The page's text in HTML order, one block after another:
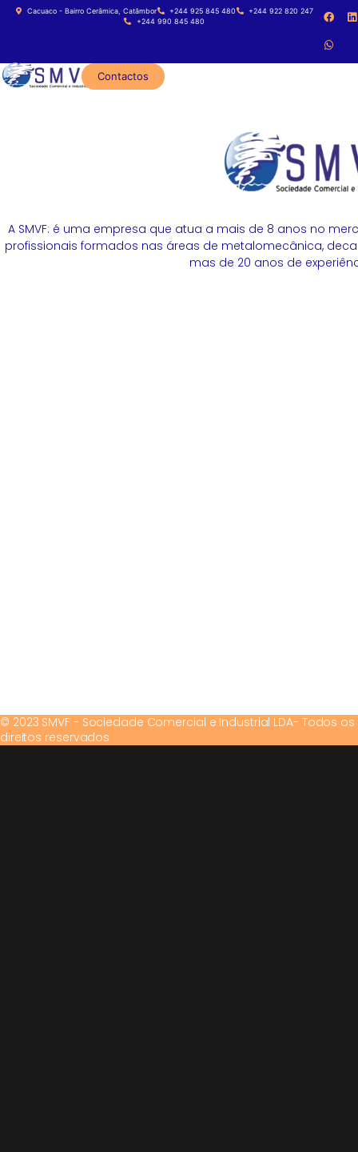
Cacuaco - Bairro Cerâmica, Catâmbor +244 925 845 480
+244 922 820 247
+244 990 845 480
Contactos
A SMVF: é uma empresa que atua a mais de 8 anos no
profissionais formados nas áreas de metalomecânica,
mas de 20 anos de
© 2023 SMVF - Sociedade Comercial e Industrial LDA- Todos os
direitos reservados